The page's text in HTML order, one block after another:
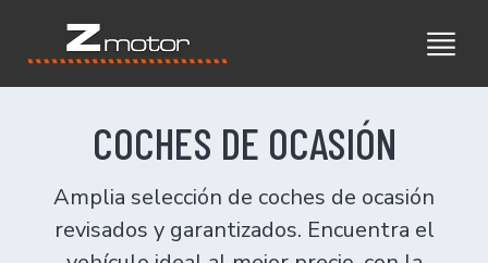
COCHES DE OCASIÓN
Amplia selección de coches de ocasión
revisados y garantizados. Encuentra el